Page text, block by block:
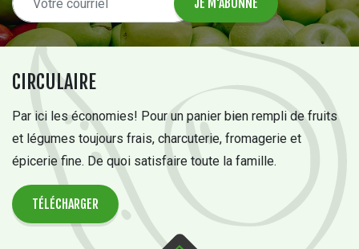
CIRCULAIRE
Par ici les économies! Pour un panier bien rempli de fruits
et légumes toujours frais, charcuterie, fromagerie et
épicerie fine. De quoi satisfaire toute la famille.
TÉLÉCHARGER